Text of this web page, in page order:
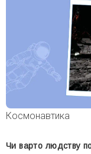
Космонавтика
Чи варто людству